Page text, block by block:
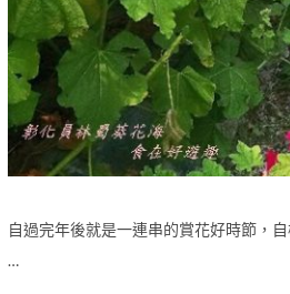
自過完年後就是一連串的賞花好時節，
…